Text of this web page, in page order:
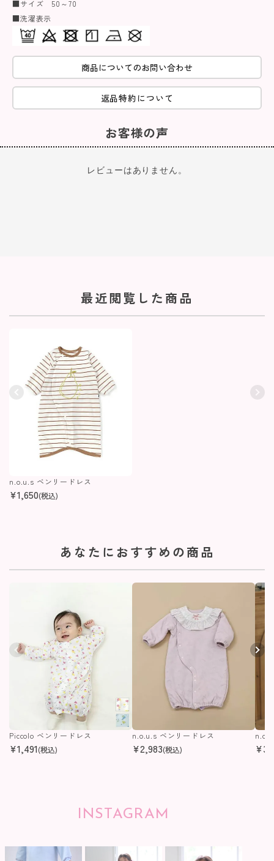
■サイズ 50～70
■洗濯表示
商品についてのお問い合わせ
返品特約について
お客様の声
レビューはありません。
最近閲覧した商品
n.o.u.s ベンリードレス
¥1,650(税込)
あなたにおすすめの商品
Piccolo ベンリードレス
¥1,491(税込)
n.o.u.s ベンリードレス
¥2,983(税込) ¥
INSTAGRAM